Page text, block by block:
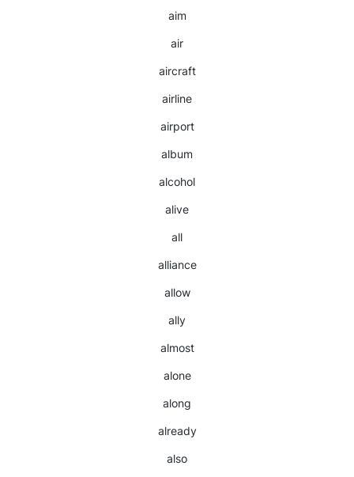
aim
air
aircraft
airline
airport
album
alcohol
alive
all
alliance
allow
ally
almost
alone
along
already
also